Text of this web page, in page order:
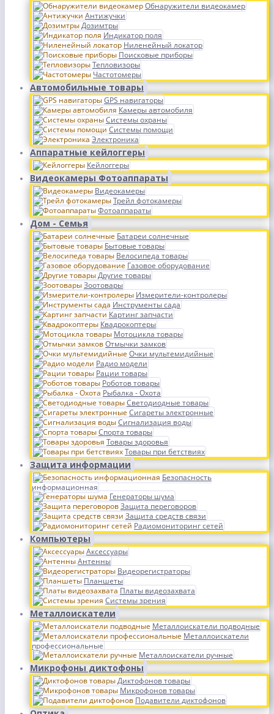
Обнаружители видеокамер
Антижучки
Дозимтры
Индикатор поля
Ниленейный локатор
Поисковые приборы
Тепловизоры
Частотомеры
Автомобильные товары
GPS навигаторы
Камеры автомобиля
Системы охраны
Системы помощи
Электроника
Аппаратные кейлоггеры
Кейлоггеры
Видеокамеры Фотоаппараты
Видеокамеры
Трейл фотокамеры
Фотоаппараты
Дом - Семья
Батареи солнечные
Бытовые товары
Велосипеда товары
Газовое оборудование
Другие товары
Зоотовары
Измерители-контролеры
Инструменты сада
Картинг запчасти
Квадрокоптеры
Мотоцикла товары
Отмычки замков
Очки мультемидийные
Радио модели
Рации товары
Роботов товары
Рыбалка - Охота
Светодиодные товары
Сигареты электронные
Сигнализация воды
Спорта товары
Товары здоровья
Товары при бетствиях
Защита информации
Безопасность
информационная
Генераторы шума
Защита переговоров
Защита средств связи
Радиомониторинг сетей
Компьютеры
Аксессуары
Антенны
Видеорегистраторы
Планшеты
Платы видеозахвата
Системы зрения
Металлоискатели
Металлоискатели подводные
Металлоискатели
профессиональные
Металлоискатели ручные
Микрофоны диктофоны
Диктофонов товары
Микрофонов товары
Подавители диктофонов